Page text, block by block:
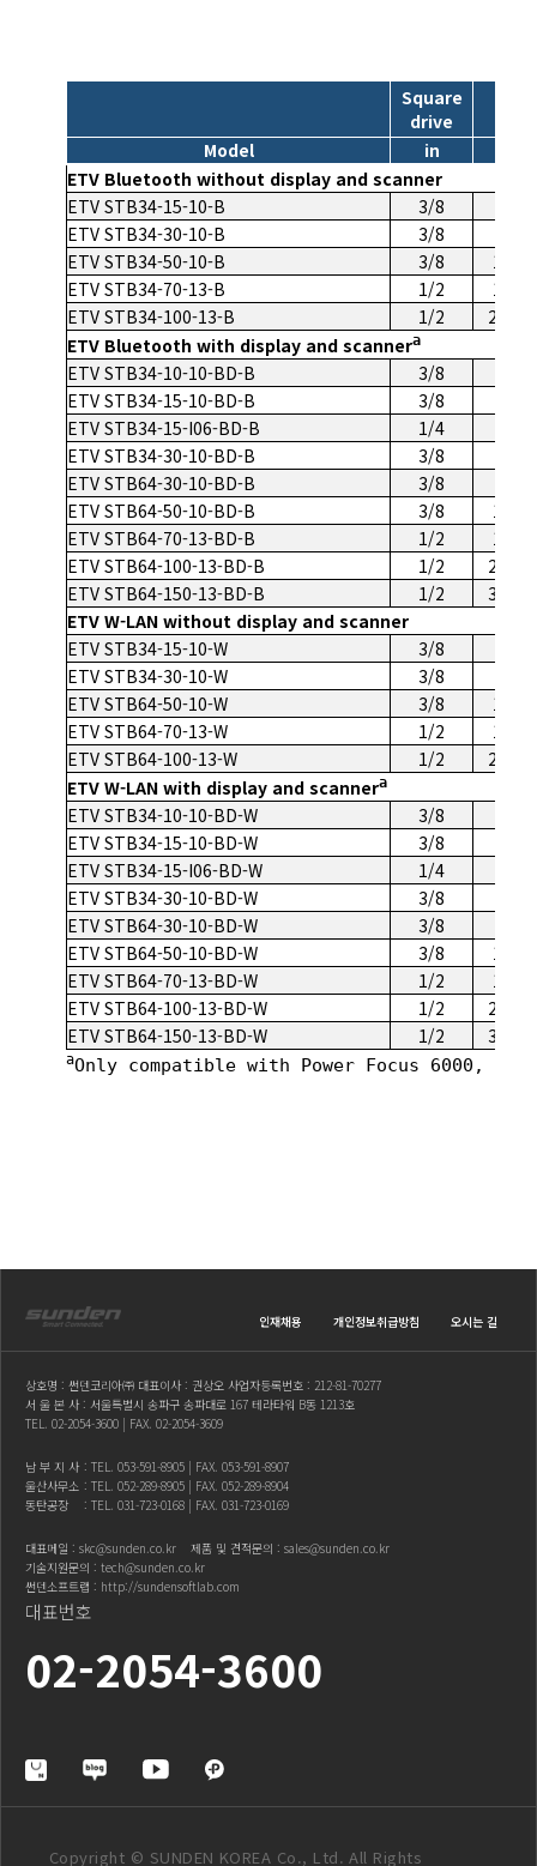
Square
drive
Model
in
ETV Bluetooth without display and scanner
ETV STB34-15-10-B
3/8
ETV STB34-30-10-B
3/8
ETV STB34-50-10-B
3/8
15-50
ETV STB34-70-13-B
1/2
15-70
ETV STB34-100-13-B
1/2
20-
ETV Bluetooth with display and scannera
ETV STB34-10-10-BD-B 3/8
ETV STB34-15-10-BD-B
3/8
ETV STB34-15-I06-BD-B
1/4
ETV STB34-30-10-BD-B
3/8
ETV STB64-30-10-BD-B
3/8
ETV STB64-50-10-BD-B
3/8
15-50
ETV STB64-70-13-BD-B
1/2
15-70
ETV STB64-100-13-BD-B
1/2
20-
ETV STB64-150-13-BD-B
1/2
30-
ETV W-LAN without display and scanner
ETV STB34-15-10-W
3/8
ETV STB34-30-10-W
3/8
ETV STB64-50-10-W
3/8
15-50
ETV STB64-70-13-W
1/2
15-70
ETV STB64-100-13-W
1/2
20-
ETV W-LAN with display and scannera
ETV STB34-10-10-BD-W 3/8
ETV STB34-15-10-BD-W
3/8
ETV STB34-15-I06-BD-W
1/4
ETV STB34-30-10-BD-W
3/8
ETV STB64-30-10-BD-W
3/8
ETV STB64-50-10-BD-W
3/8
15-50
ETV STB64-70-13-BD-W
1/2
15-70
ETV STB64-100-13-BD-W
1/2
20-
ETV STB64-150-13-BD-W
1/2 30-
aOnly compatible with Power Focus 6000,
인재채용 개인정보취급방침 오시는 길
상호명 : 썬덴코리아㈜ 대표이사 : 권상오 사업자등록번호 : 212-81-70277
서 울 본 사 : 서울특별시 송파구 송파대로 167 테라타워 B동 1213호
TEL. 02-2054-3600 | FAX. 02-2054-3609
남 부 지 사 : TEL. 053-591-8905 | FAX. 053-591-8907
울산사무소 : TEL. 052-289-8905 | FAX. 052-289-8904
동탄공장
: TEL. 031-723-0168 | FAX. 031-723-0169
대표메일 : skc@sunden.co.kr 제품 및 견적문의 : sales@sunden.co.kr
기술지원문의 : tech@sunden.co.kr
썬덴소프트랩 : http://sundensoftlab.com
대표번호
02-2054-3600
Copyright © SUNDEN KOREA Co., Ltd. All Rights